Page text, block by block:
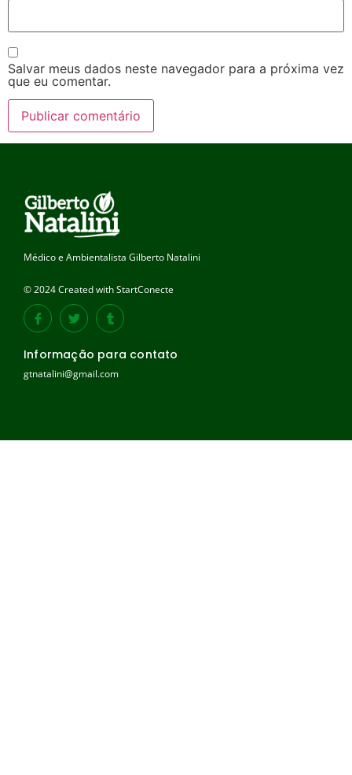
Salvar meus dados neste navegador para a próxima vez
que eu comentar.
Médico e Ambientalista Gilberto Natalini
© 2024 Created with StartConecte
Informação para contato
gtnatalini@gmail.com